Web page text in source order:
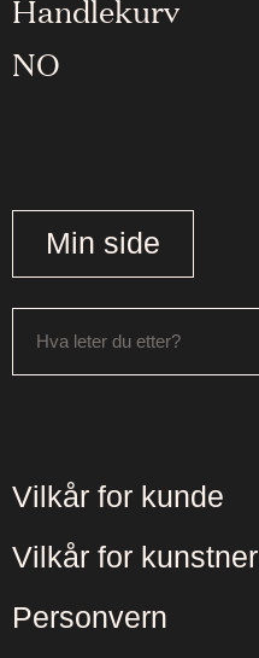
Handlekurv
NO
Min side
Hva leter du etter?
Vilkår for kunde
Vilkår for kunstner
Personvern